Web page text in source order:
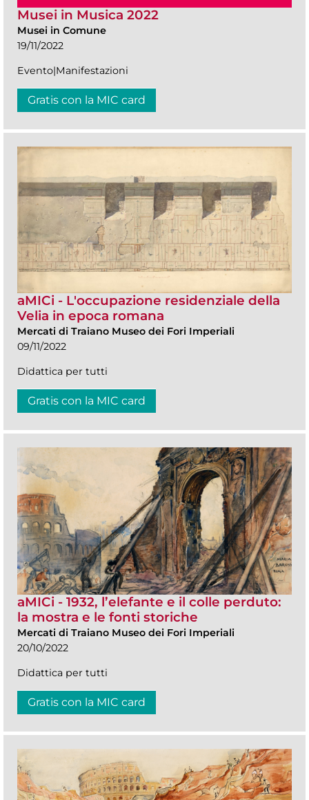
Musei in Musica 2022
Musei in Comune
19/11/2022
Evento|Manifestazioni
Gratis con la MIC card
aMICi - L'occupazione residenziale della
Velia in epoca romana
Mercati di Traiano Museo dei Fori Imperiali
09/11/2022
Didattica per tutti
Gratis con la MIC card
aMICi - 1932, l’elefante e il colle perduto:
la mostra e le fonti storiche
Mercati di Traiano Museo dei Fori Imperiali
20/10/2022
Didattica per tutti
Gratis con la MIC card